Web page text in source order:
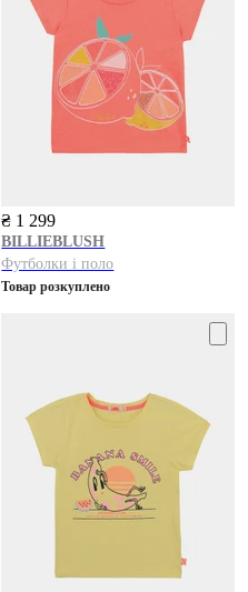
₴ 1 299
BILLIEBLUSH
Футболки і поло
Товар розкуплено